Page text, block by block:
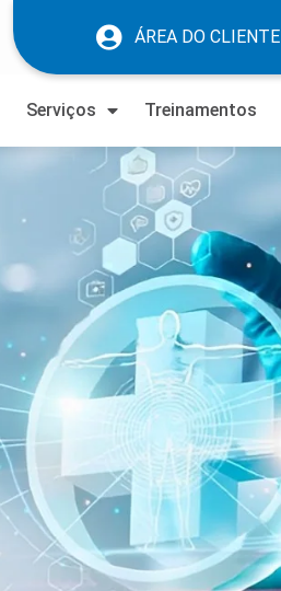
ÁREA DO CLIENTE
Serviços Treinamentos